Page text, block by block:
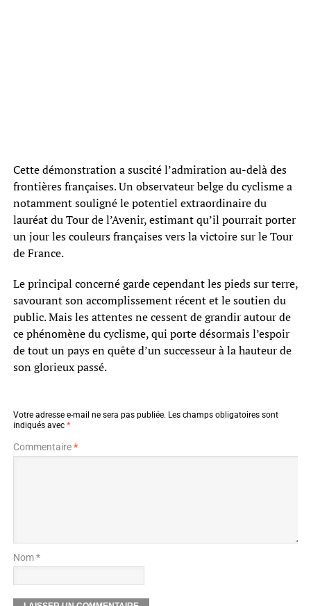
Cette démonstration a suscité l’admiration au-delà des
frontières françaises. Un observateur belge du cyclisme a
notamment souligné le potentiel extraordinaire du
lauréat du Tour de l’Avenir, estimant qu’il pourrait porter
un jour les couleurs françaises vers la victoire sur le Tour
de France.
Le principal concerné garde cependant les pieds sur terre,
savourant son accomplissement récent et le soutien du
public. Mais les attentes ne cessent de grandir autour de
ce phénomène du cyclisme, qui porte désormais l’espoir
de tout un pays en quête d’un successeur à la hauteur de
son glorieux passé.
Votre adresse e-mail ne sera pas publiée. Les champs obligatoires sont
indiqués avec *
Commentaire*
Nom *